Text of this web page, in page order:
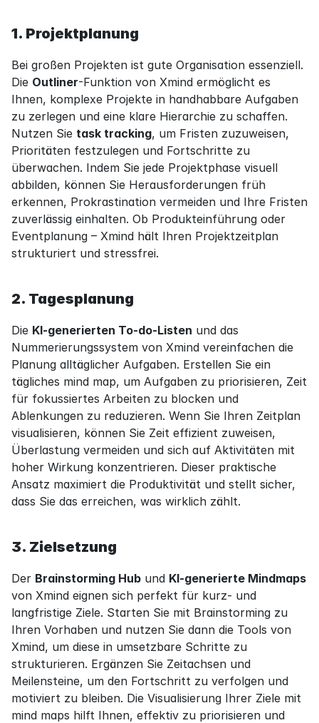
1. Projektplanung
Bei großen Projekten ist gute Organisation essenziell.
Die Outliner-Funktion von Xmind ermöglicht es
Ihnen, komplexe Projekte in handhabbare Aufgaben
zu zerlegen und eine klare Hierarchie zu schaffen.
Nutzen Sie task tracking, um Fristen zuzuweisen,
Prioritäten festzulegen und Fortschritte zu
überwachen. Indem Sie jede Projektphase visuell
abbilden, können Sie Herausforderungen früh
erkennen, Prokrastination vermeiden und Ihre Fristen
zuverlässig einhalten. Ob Produkteinführung oder
Eventplanung – Xmind hält Ihren Projektzeitplan
strukturiert und stressfrei.
2. Tagesplanung
Die KI-generierten To-do-Listen und das
Nummerierungssystem von Xmind vereinfachen die
Planung alltäglicher Aufgaben. Erstellen Sie ein
tägliches mind map, um Aufgaben zu priorisieren, Zeit
für fokussiertes Arbeiten zu blocken und
Ablenkungen zu reduzieren. Wenn Sie Ihren Zeitplan
visualisieren, können Sie Zeit effizient zuweisen,
Überlastung vermeiden und sich auf Aktivitäten mit
hoher Wirkung konzentrieren. Dieser praktische
Ansatz maximiert die Produktivität und stellt sicher,
dass Sie das erreichen, was wirklich zählt.
3. Zielsetzung
Der Brainstorming Hub und KI-generierte Mindmaps
von Xmind eignen sich perfekt für kurz- und
langfristige Ziele. Starten Sie mit Brainstorming zu
Ihren Vorhaben und nutzen Sie dann die Tools von
Xmind, um diese in umsetzbare Schritte zu
strukturieren. Ergänzen Sie Zeitachsen und
Meilensteine, um den Fortschritt zu verfolgen und
motiviert zu bleiben. Die Visualisierung Ihrer Ziele mit
mind maps hilft Ihnen, effektiv zu priorisieren und